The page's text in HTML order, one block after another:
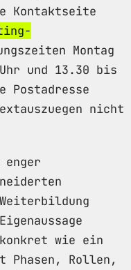
Kontaktseite
Montag
und 13.30 bis
Postadresse
nicht
wie ein
Phasen, Rollen,